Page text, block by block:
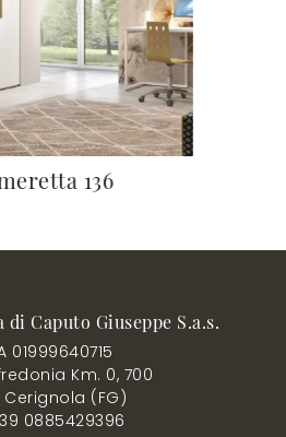
136
Caputo Giuseppe S.a.s.
01999640715
Km. 0, 700
Cerignola (FG)
0885429396